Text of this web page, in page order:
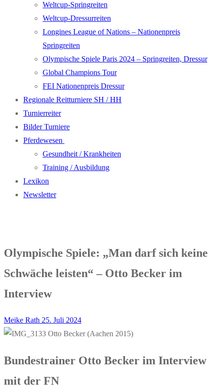
Weltcup-Springreiten
Weltcup-Dressurreiten
Longines League of Nations – Nationenpreis
Springreiten
Olympische Spiele Paris 2024 – Springreiten, Dressur
Global Champions Tour
FEI Nationenpreis Dressur
Regionale Reitturniere SH / HH
Turnierreiter
Bilder Turniere
Pferdewesen
Gesundheit / Krankheiten
Training / Ausbildung
Lexikon
Newsletter
Olympische Spiele: „Man darf sich keine
Schwäche leisten“ – Otto Becker im
Interview
Meike Rath 25. Juli 2024
Bundestrainer Otto Becker im Interview
mit der FN